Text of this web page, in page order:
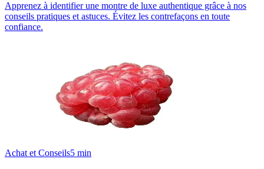
Apprenez à identifier une montre de luxe authentique grâce à nos
conseils pratiques et astuces. Évitez les contrefaçons en toute
confiance.
Achat et Conseils5 min